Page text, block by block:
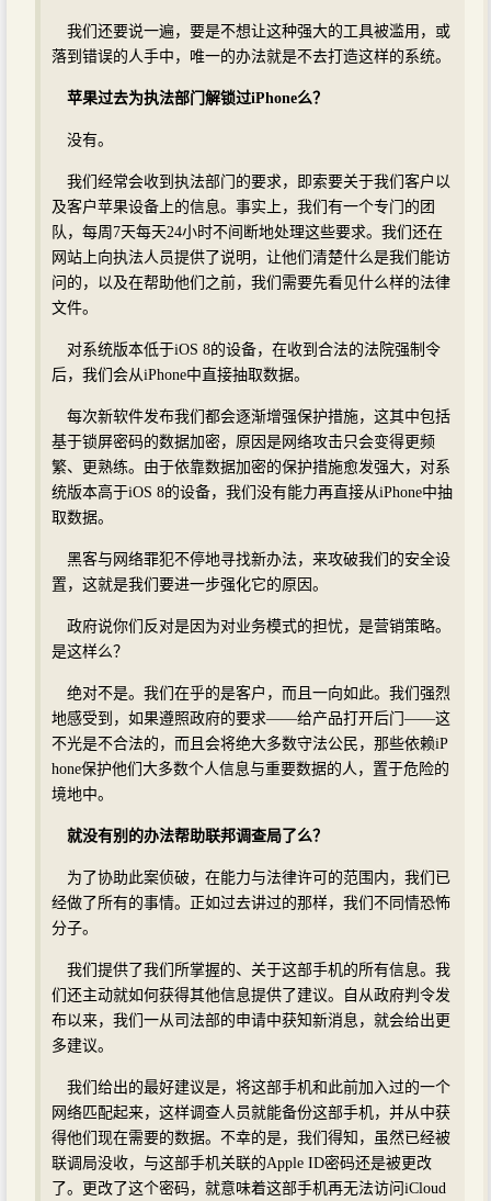
我们还要说一遍，要是不想让这种强大的工具被滥用，或
落到错误的人手中，唯一的办法就是不去打造这样的系统。
苹果过去为执法部门解锁过iPhone么？
没有。
我们经常会收到执法部门的要求，即索要关于我们客户以
及客户苹果设备上的信息。事实上，我们有一个专门的团
队，每周7天每天24小时不间断地处理这些要求。我们还在
网站上向执法人员提供了说明，让他们清楚什么是我们能访
问的，以及在帮助他们之前，我们需要先看见什么样的法律
文件。
对系统版本低于iOS 8的设备，在收到合法的法院强制令
后，我们会从iPhone中直接抽取数据。
每次新软件发布我们都会逐渐增强保护措施，这其中包括
基于锁屏密码的数据加密，原因是网络攻击只会变得更频
繁、更熟练。由于依靠数据加密的保护措施愈发强大，对系
统版本高于iOS 8的设备，我们没有能力再直接从iPhone中抽
取数据。
黑客与网络罪犯不停地寻找新办法，来攻破我们的安全设
置，这就是我们要进一步强化它的原因。
政府说你们反对是因为对业务模式的担忧，是营销策略。
是这样么？
绝对不是。我们在乎的是客户，而且一向如此。我们强烈
地感受到，如果遵照政府的要求——给产品打开后门——这
不光是不合法的，而且会将绝大多数守法公民，那些依赖iP
hone保护他们大多数个人信息与重要数据的人，置于危险的
境地中。
就没有别的办法帮助联邦调查局了么？
为了协助此案侦破，在能力与法律许可的范围内，我们已
经做了所有的事情。正如过去讲过的那样，我们不同情恐怖
分子。
我们提供了我们所掌握的、关于这部手机的所有信息。我
们还主动就如何获得其他信息提供了建议。自从政府判令发
布以来，我们一从司法部的申请中获知新消息，就会给出更
多建议。
我们给出的最好建议是，将这部手机和此前加入过的一个
网络匹配起来，这样调查人员就能备份这部手机，并从中获
得他们现在需要的数据。不幸的是，我们得知，虽然已经被
联调局没收，与这部手机关联的Apple ID密码还是被更改
了。更改了这个密码，就意味着这部手机再无法访问iCloud